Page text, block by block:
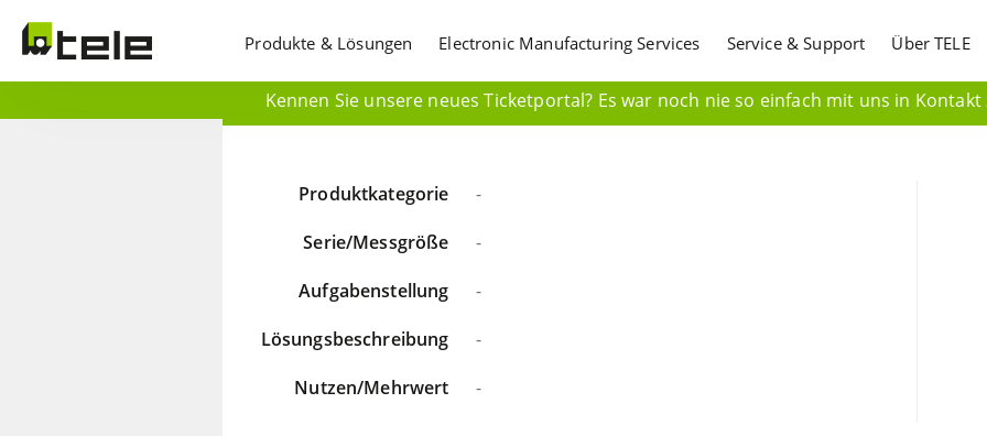
Kennen Sie unsere neues Ticketportal? Es war noch nie so einfach mit uns in
Produkte & Lösungen Electronic Manufacturing Services Service & Support Über TELE
Produktkategorie
-
Serie/Messgröße
-
Aufgabenstellung
-
Lösungsbeschreibung
-
Nutzen/Mehrwert
-